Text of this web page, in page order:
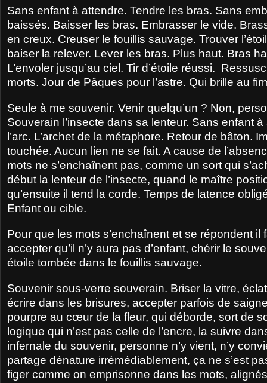
Sans enfant à attendre. Tendre les bras. Sans
baissés. Baisser les bras. Embrasser le vide.
en creux. Creuser le fouillis sauvage. Trouver
baiser la relever. Lever les bras. Plus haut. Bras
L’envoler jusqu’au ciel. Tir d’étoile réussi.
morts. Jour de Pâques pour l’astre. Qui brille au
Seule à me souvenir. Venir quelqu’un ? Non,
Souverain l’insecte dans sa lenteur. Sans enfant
l’arc. L’archet de la métaphore. Retour de bâton.
touchée. Aucun lien ne se fait. A cause de
mots ne s’enchaînent pas, comme un sort qui
début la lenteur de l’insecte, quand le maître
qu’ensuite il tend la corde. Temps de latence
Enfant ou cible.
Pour que les mots s’enchaînent et se répondent il
accepter qu’il n’y aura pas d’enfant, chérir le
étoile tombée dans le fouillis sauvage.
Souvenir sous-verre souverain. Briser la vitre,
écrire dans les brisures, accepter parfois de
pourpre au cœur de la fleur, qui déborde, sort de
logique qui n’est pas celle de l’encre, la suivre
infernale du souvenir, personne n’y vient, n’y
partage dénature irrémédiablement, ça ne s’est
figer comme on emprisonne dans les mots,